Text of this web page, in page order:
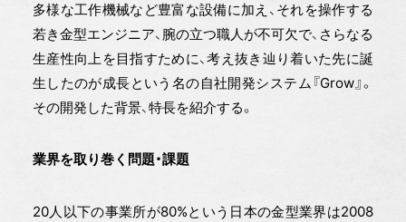
多様な工作機械など豊富な設備に加え、それを操作する
若き金型エンジニア、腕の立つ職人が不可欠で、さらなる
生産性向上を目指すために、考え抜き辿り着いた先に誕
生したのが成長という名の自社開発システム『Grow』。
その開発した背景、特長を紹介する。
業界を取り巻く問題・課題
20人以下の事業所が80%という日本の金型業界は2008